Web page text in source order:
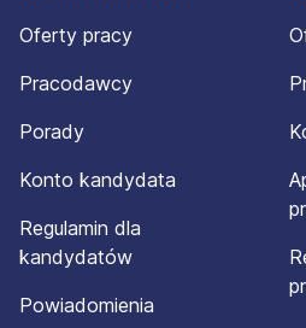
Oferty pracy
Pracodawcy
Porady
Konto kandydata
Regulamin dla
kandydatów
Powiadomienia